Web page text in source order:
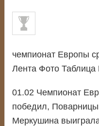
чемпионат Европы
Лента Фото Таблица
01.02 Чемпионат
победил,
Меркушина